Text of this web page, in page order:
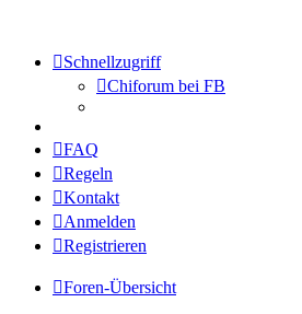
Schnellzugriff
Chiforum bei FB
FAQ
Regeln
Kontakt
Anmelden
Registrieren
Foren-Übersicht